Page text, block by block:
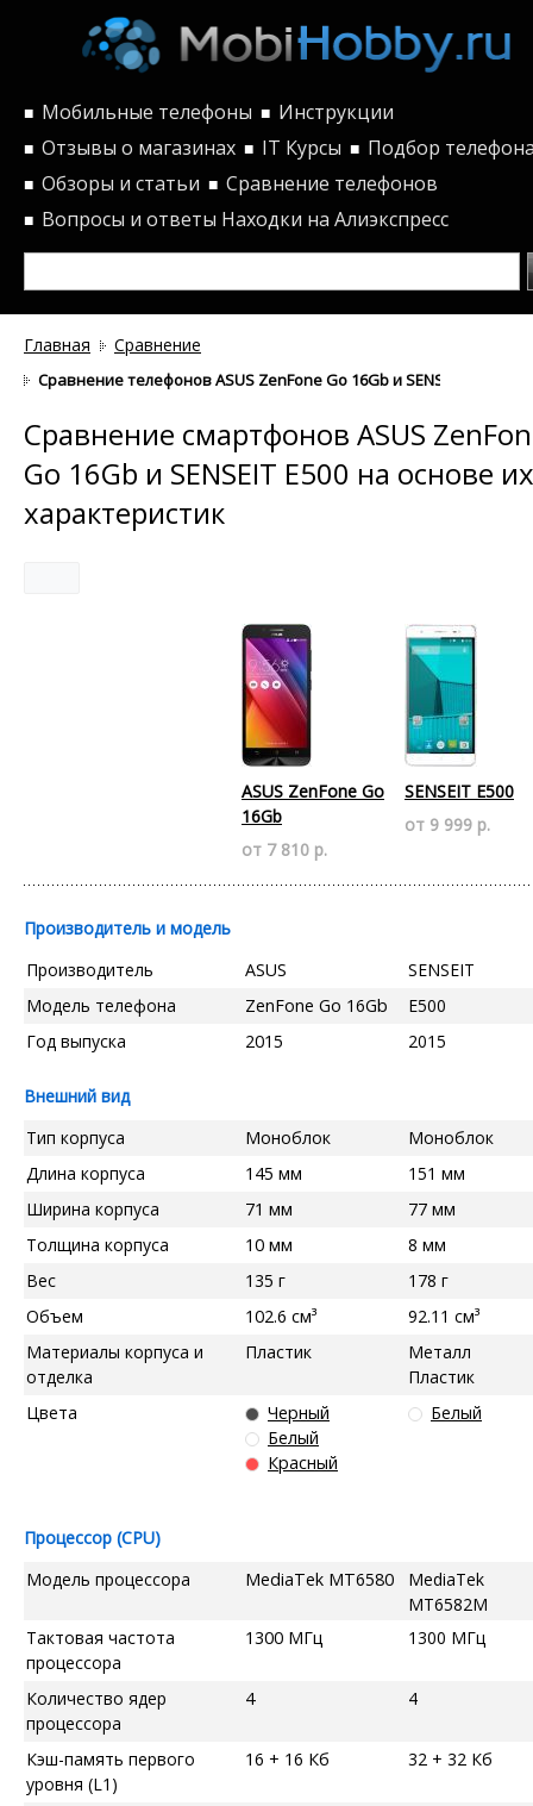
■ Мобильные телефоны ■ Инструкции
■ Отзывы о магазинах ■ IT Курсы ■ Подбор
■ Обзоры и статьи ■ Сравнение телефонов
■ Вопросы и ответы Находки на Алиэкспресс
Главная Сравнение
Сравнение телефонов ASUS ZenFone Go 16Gb и SENSEIT E500
Сравнение смартфонов ASUS
Go 16Gb и SENSEIT E500 на основе их
характеристик
ASUS ZenFone Go
16Gb
от 7 810 р.
SENSEIT E500
от 9 999 р.
Производитель и модель
Производитель
ASUS
SENSEIT
Модель телефона
ZenFone Go 16Gb
E500
Год выпуска
2015 2015
Внешний вид
Тип корпуса
Моноблок
Моноблок
Длина корпуса
145 мм
151 мм
Ширина корпуса
71 мм
77 мм
Толщина корпуса
10 мм
8 мм
Вес
135 г
178 г
Объем
102.6 см³
92.11 см³
Материалы корпуса и
отделка
Пластик
Металл
Пластик
Цвета
Черный
Белый
Красный
Белый
Процессор (CPU)
Модель процессора
MediaTek MT6580
MediaTek
MT6582M
Тактовая частота
процессора
1300 МГц 1300 МГц
Количество ядер
процессора
4 4
Кэш-память первого
уровня (L1)
16 + 16 Кб 32 + 32 Кб